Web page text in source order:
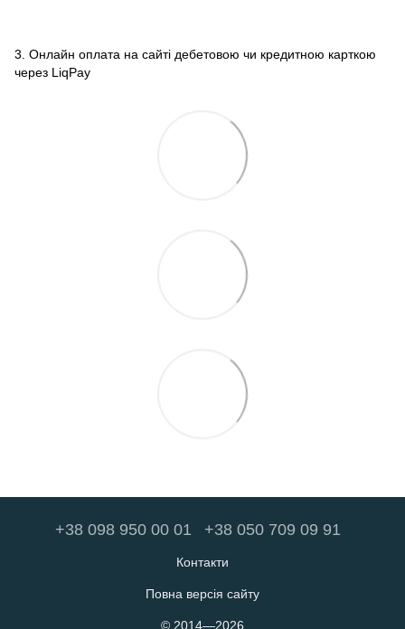
3. Онлайн оплата на сайті дебетовою чи кредитною карткою
через LiqPay
+38 098 950 00 01 +38 050 709 09 91
Контакти
Повна версія сайту
© 2014—2026